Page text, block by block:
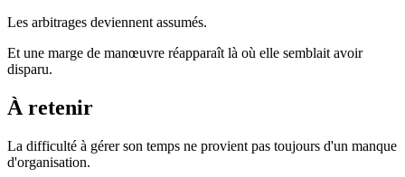
Les arbitrages deviennent assumés.
Et une marge de manœuvre réapparaît là où elle semblait avoir
disparu.
À retenir
La difficulté à gérer son temps ne provient pas toujours d'un manque
d'organisation.